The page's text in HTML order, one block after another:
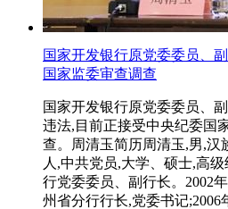
国家开发银行原党委委员、
国家监委审查调查
国家开发银行原党委委员、
违法,目前正接受中央纪委国
查。周清玉简历周清玉,男,汉
人,中共党员,大学、硕士,高
行党委委员、副行长。2002
州省分行行长,党委书记;2006